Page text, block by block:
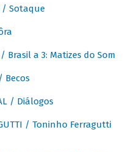
/ Sotaque
/ Brasil a 3: Matizes do Som
Becos
/ Diálogos
/ Toninho Ferragutti